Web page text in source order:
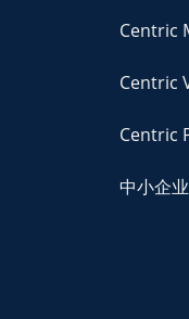
Centric
Centric
Centric
中小企